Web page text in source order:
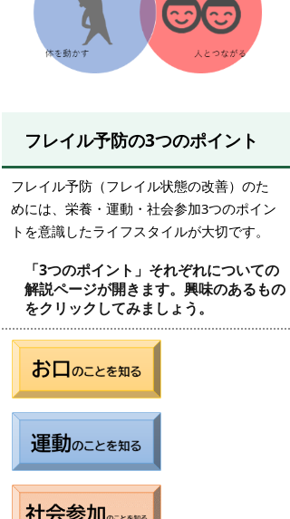
フレイル予防の3つのポイント
フレイル予防（フレイル状態の改善）のた
めには、栄養・運動・社会参加3つのポイン
トを意識したライフスタイルが大切です。
「3つのポイント」それぞれについての
解説ページが開きます。興味のあるもの
をクリックしてみましょう。